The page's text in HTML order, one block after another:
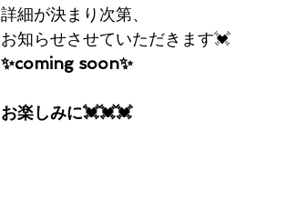
詳細が決まり次第、
お知らせさせていただきます💓
✨coming soon✨
お楽しみに💓💓💓